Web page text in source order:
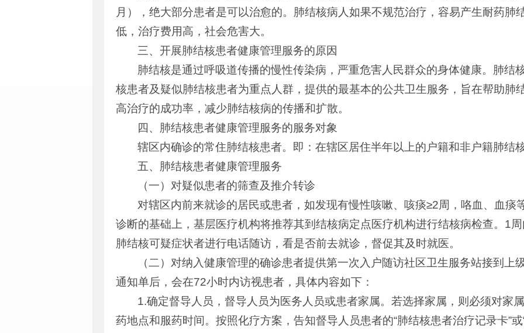
月），绝大部分患者是可以治愈的。肺结核病人如果不规范治疗，容易产生耐药肺
低，治疗费用高，社会危害大。
三、开展肺结核患者健康管理服务的原因
肺结核是通过呼吸道传播的慢性传染病，严重危害人民群众的身体健康。肺结
核患者及疑似肺结核患者为重点人群，提供的最基本的公共卫生服务，旨在帮助肺
高治疗的成功率，减少肺结核病的传播和扩散。
四、肺结核患者健康管理服务的服务对象
辖区内确诊的常住肺结核患者。即：在辖区居住半年以上的户籍和非户籍肺结
五、肺结核患者健康管理服务
（一）对疑似患者的筛查及推介转诊
对辖区内前来就诊的居民或患者，如发现有慢性咳嗽、咳痰≥2周，咯血、血痰
诊断的基础上，基层医疗机构将推荐其到结核病定点医疗机构进行结核病检查。1
肺结核可疑症状者进行电话随访，看是否前去就诊，督促其及时就医。
（二）对纳入健康管理的确诊患者提供第一次入户随访社区卫生服务站接到上
通知单后，会在72小时内访视患者，具体内容如下：
1.确定督导人员，督导人员为医务人员或患者家属。若选择家属，则必须对家
药地点和服药时间。按照化疗方案，告知督导人员患者的“肺结核患者治疗记录卡”